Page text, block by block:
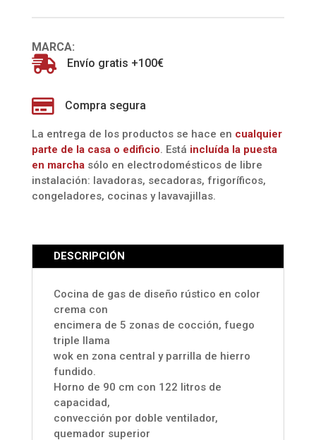
MARCA:
 Envío gratis +100€
 Compra segura
La entrega de los productos se hace en cualquier
parte de la casa o edificio. Está incluída la puesta
en marchasólo en electrodomésticos de libre
instalación: lavadoras, secadoras, frigoríficos,
congeladores, cocinas y lavavajillas.
DESCRIPCIÓN
Cocina de gas de diseño rústico en color
crema con
encimera de 5 zonas de cocción, fuego
triple llama
wok en zona central y parrilla de hierro
fundido.
Horno de 90 cm con 122 litros de
capacidad,
convección por doble ventilador,
quemador superior